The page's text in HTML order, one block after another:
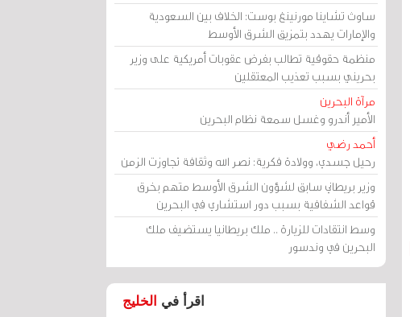
ساوث تشاينا مورنينغ بوست: الخلاف بين السعودية
والإمارات يهدد بتمزيق الشرق الأوسط
منظمة حقوقية تطالب بفرض عقوبات أمريكية على وزير
بحريني بسبب تعذيب المعتقلين
مرآة البحرين
الأمير أندرو وغسل سمعة نظام البحرين
أحمد رضي
رحيل جسدي، وولادة فكرية: نصر الله وثقافة تجاوزت الزمن
وزير بريطاني سابق لشؤون الشرق الأوسط متهم بخرق
قواعد الشفافية بسبب دور استشاري في البحرين
وسط انتقادات للزيارة .. ملك بريطانيا يستضيف ملك
البحرين في وندسور
اقرأ في الخليج